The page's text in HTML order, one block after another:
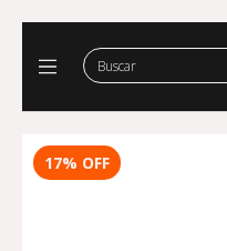
17% OFF